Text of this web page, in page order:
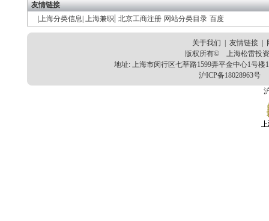
友情链接
上海分类信息 上海兼职| 北京工商注册 网站分类目录 百度
关于我们 友情链接|
版权所有© 上海松雷投
地址: 上海市闵行区七莘路1599弄平金中心
沪ICP备18028963号